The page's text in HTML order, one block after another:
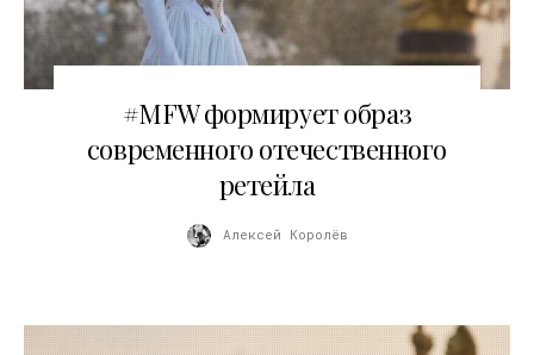
06.03.2026
#MFW формирует образ
современного отечественного
ретейла
Алексей Королёв